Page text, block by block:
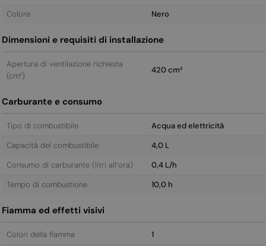
Colore
Nero
Dimensioni e requisiti di installazione
Apertura di ventilazione richiesta
(cm²)
420 cm²
Carburante e consumo
Tipo di combustibile
Acqua ed elettricità
Capacità del combustibile
4,0 L
Consumo di carburante (litri all’ora)
0,4 L/h
Tempo di combustione
10,0 h
Fiamma ed effetti visivi
Colori della fiamma
1